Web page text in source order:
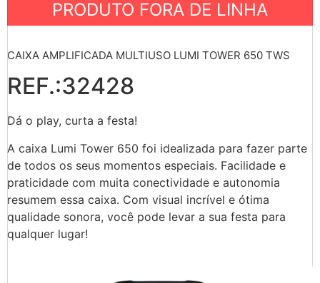
PRODUTO FORA DE LINHA
CAIXA AMPLIFICADA MULTIUSO LUMI TOWER 650 TWS
REF.:32428
Dá o play, curta a festa!
A caixa Lumi Tower 650 foi idealizada para fazer parte
de todos os seus momentos especiais. Facilidade e
praticidade com muita conectividade e autonomia
resumem essa caixa. Com visual incrível e ótima
qualidade sonora, você pode levar a sua festa para
qualquer lugar!